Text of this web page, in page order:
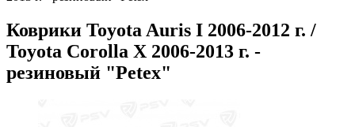
Коврики Toyota Auris I 2006-2012 г. /
Toyota Corolla X 2006-2013 г. -
резиновый "Petex"